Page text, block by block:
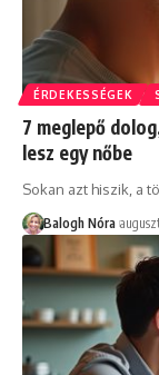
ÉRDEKESSÉGEK
7 meglepő
lesz egy nőbe
Sokan azt hiszik, a
Balogh Nóra